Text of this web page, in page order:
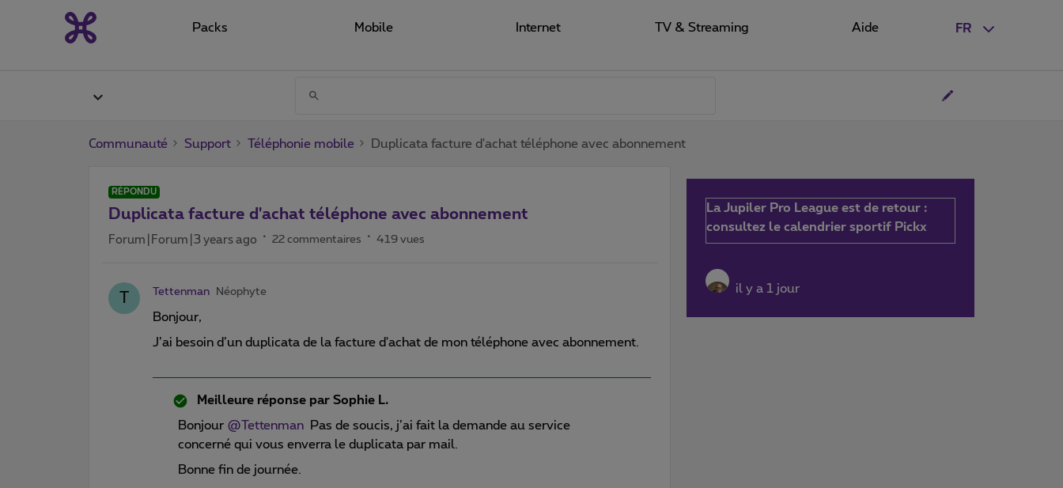
FR
Packs Mobile Internet TV & Streaming Aide
Communauté Support Téléphonie mobile Duplicata facture d'achat téléphone avec abonnement
RÉPONDU
Duplicata facture d'achat téléphone avec abonnement
Forum|Forum|3 years ago 22 commentaires 419 vues
T Tettenman Néophyte
Bonjour,
J’ai besoin d’un duplicata de la facture d'achat de mon téléphone avec abonnement.
Meilleure réponse par Sophie L.
Bonjour @Tettenman Pas de soucis, j’ai fait la demande au service
concerné qui vous enverra le duplicata par mail.
Bonne fin de journée.
La Jupiler Pro League est de retour :
consultez le calendrier sportif Pickx
il y a 1 jour